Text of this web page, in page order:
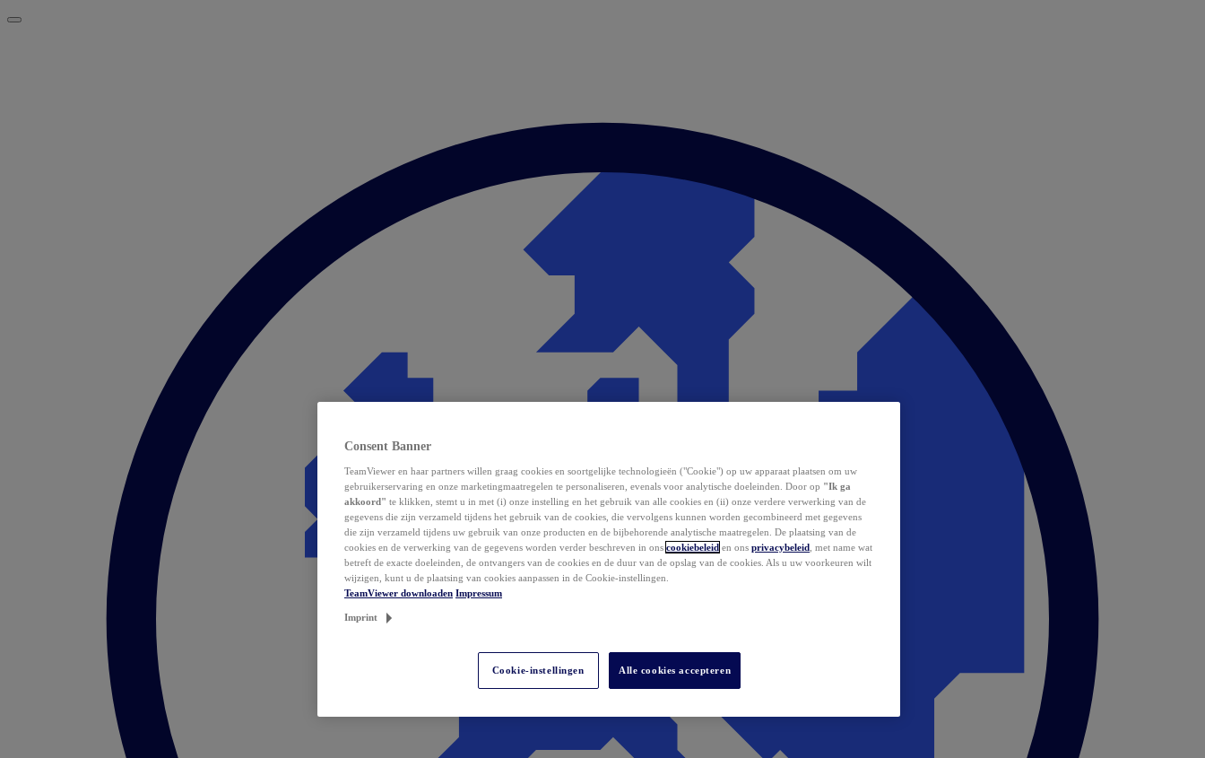
Consent Banner
TeamViewer en haar partners willen graag cookies en soortgelijke technologieën ("Cookie") op uw apparaat plaatsen om uw
gebruikerservaring en onze marketingmaatregelen te personaliseren, evenals voor analytische doeleinden. Door op "Ik ga
akkoord" te klikken, stemt u in met (i) onze instelling en het gebruik van alle cookies en (ii) onze verdere verwerking van de
gegevens die zijn verzameld tijdens het gebruik van de cookies, die vervolgens kunnen worden gecombineerd met gegevens
die zijn verzameld tijdens uw gebruik van onze producten en de bijbehorende analytische maatregelen. De plaatsing van de
cookies en de verwerking van de gegevens worden verder beschreven in ons cookiebeleid en ons privacybeleid , met name wat
betreft de exacte doeleinden, de ontvangers van de cookies en de duur van de opslag van de cookies. Als u uw voorkeuren wilt
wijzigen, kunt u de plaatsing van cookies aanpassen in de Cookie-instellingen.
TeamViewer downloaden Impressum
Imprint
Cookie-instellingen Alle cookies accepteren